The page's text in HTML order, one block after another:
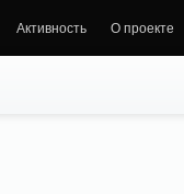
Активность О проекте